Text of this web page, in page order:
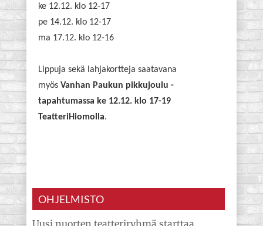
ke 12.12. klo 12-17
pe 14.12. klo 12-17
ma 17.12. klo 12-16
Lippuja sekä lahjakortteja saatavana
myösVanhan Paukun pikkujoulu -
tapahtumassa ke 12.12. klo 17-19
TeatteriHiomolla.
OHJELMISTO
Uusi nuorten teatteriryhmä starttaa